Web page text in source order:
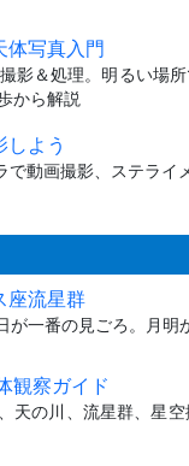
体写真入門
影＆処理。明るい場
から解説
よう
で動画撮影、ステライ
座流星群
が一番の見ごろ。月明
観察ガイド
天の川、流星群、星